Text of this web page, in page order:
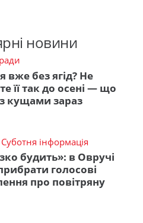
новини
вже без ягід? Не
її так до осені — що
кущами зараз
Суботня інформація
будить»: в Овручі
голосові
про повітряну